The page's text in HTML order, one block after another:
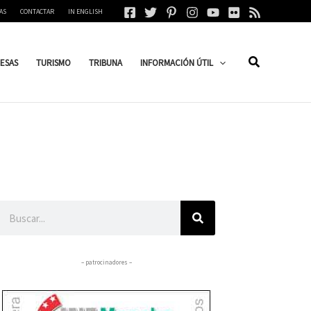
CONTACTAR IN ENGLISH
TURISMO TRIBUNA INFORMACIÓN ÚTIL
– patrocinadores –